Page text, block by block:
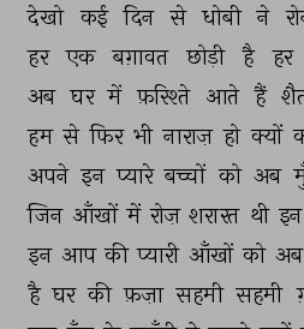
देखो कई दिन से धोबी ने
हर एक बग़ावत छोड़ी है हर
अब घर में फ़रिश्ते आते हैं
हम से फिर भी नाराज़ हो क्यों
अपने इन प्यारे बच्चों को अब
जिन आँखों में रोज़ शरारत थी इन
इन आप की प्यारी आँखों को अब
है घर की फ़ज़ा सहमी सहमी